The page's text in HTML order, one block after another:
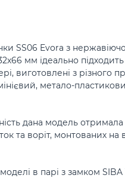
SS06 Evora з
мм ідеально
виготовлені з різного
метало-
дана модель отримала
та воріт, монтованих на
в парі з замком SIBA